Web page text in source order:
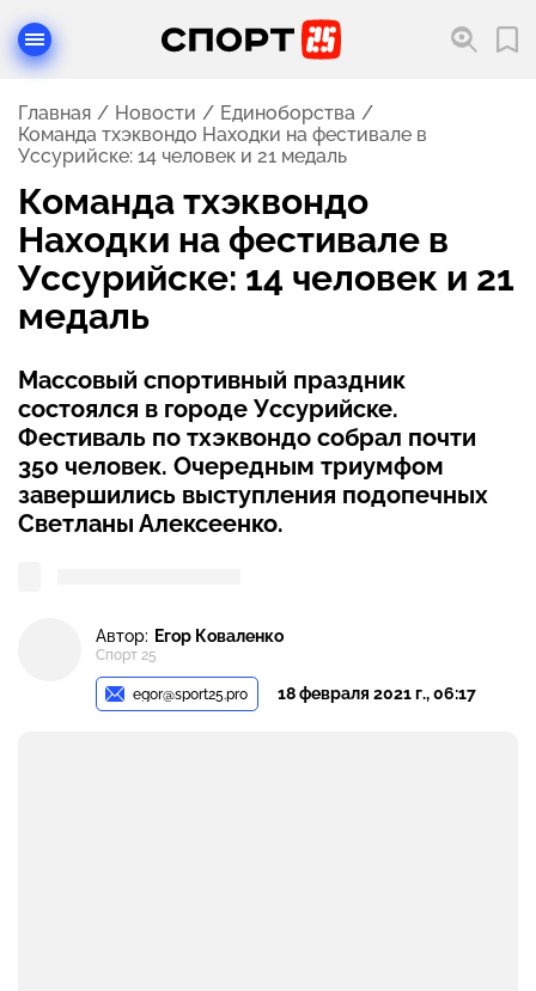
Главная Новости
Единоборства
Команда тхэквондо Находки на фестивале в
Уссурийске: 14 человек и 21 медаль
Команда тхэквондо
Находки на фестивале в
Уссурийске: 14 человек и 21
медаль
Массовый спортивный праздник
состоялся в городе Уссурийске.
Фестиваль по тхэквондо собрал почти
350 человек. Очередным триумфом
завершились выступления подопечных
Светланы Алексеенко.
Автор: Егор Коваленко
Спорт 25
egor@sport25.pro 18 февраля 2021 г., 06:17